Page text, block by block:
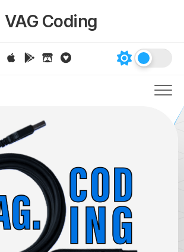
VAG Coding